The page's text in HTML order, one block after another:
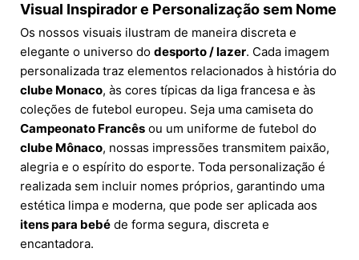
Visual Inspirador e Personalização sem Nome
Os nossos visuais ilustram de maneira discreta e
elegante o universo do desporto / lazer. Cada imagem
personalizada traz elementos relacionados à história do
clube Monaco, às cores típicas da liga francesa e às
coleções de futebol europeu. Seja uma camiseta do
Campeonato Francês ou um uniforme de futebol do
clube Mônaco, nossas impressões transmitem paixão,
alegria e o espírito do esporte. Toda personalização é
realizada sem incluir nomes próprios, garantindo uma
estética limpa e moderna, que pode ser aplicada aos
itens para bebé de forma segura, discreta e
encantadora.